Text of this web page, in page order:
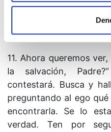
que no hemos
utilizado nuestros
los ojos y para taparnos
11. Ahora queremos
la salvación,
contestará. Busca y
preguntando al ego
encontrarla. Se lo
verdad. Ten por